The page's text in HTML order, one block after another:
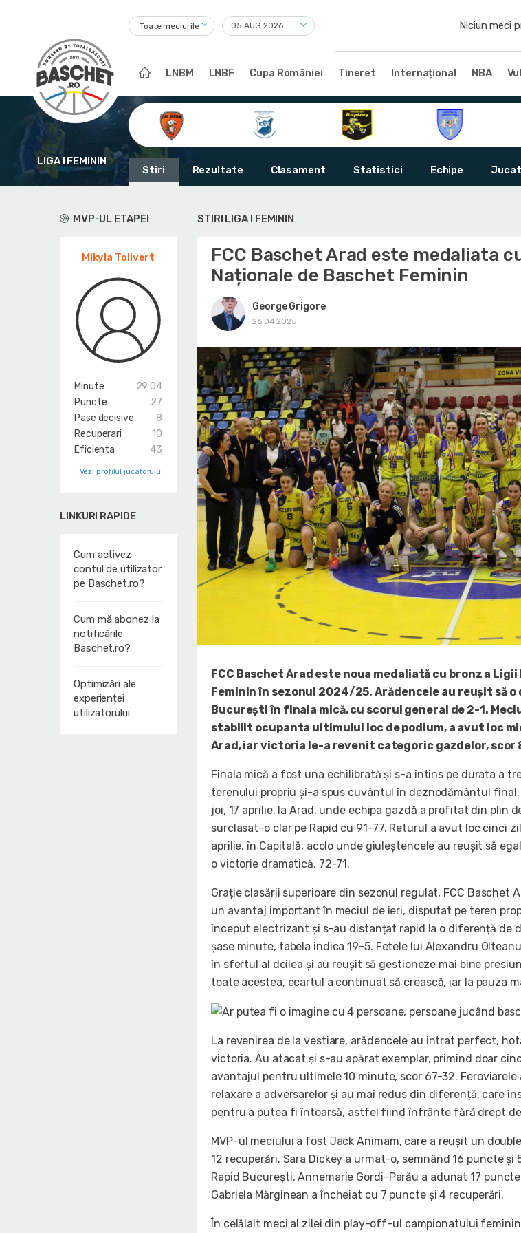
Toate meciurile Niciun meci
LNBM LNBF Cupa României Tineret Internațional NBA
LIGA I FEMININ
Stiri Rezultate Clasament Statistici Echipe
MVP-UL ETAPEI
Mikyla Tolivert
Minute
29:04
Puncte
27
Pase decisive
8
Recuperari
10
Eficienta
43
Vezi profilul jucatorului
LINKURI RAPIDE
Cum activez
contul de utilizator
pe Baschet.ro?
Cum mă abonez la
notificările
Baschet.ro?
Optimizări ale
experienței
utilizatorului
STIRI LIGA I FEMININ
FCC Baschet Arad este medaliata
Naționale de Baschet Feminin
George Grigore
26.04.2025
FCC Baschet Arad este noua medaliată cu bronz a
Feminin în sezonul 2024/25. Arădencele au reușit să o
București în finala mică, cu scorul general de 2-1.
stabilit ocupanta ultimului loc de podium, a avut loc
Arad, iar victoria le-a revenit categoric gazdelor, scor
Finala mică a fost una echilibrată și s-a întins pe durata a
terenului propriu și-a spus cuvântul în deznodământul
joi, 17 aprilie, la Arad, unde echipa gazdă a profitat din plin
surclasat-o clar pe Rapid cu 91-77. Returul a avut loc cinci
aprilie, în Capitală, acolo unde giuleștencele au reușit să
o victorie dramatică, 72-71.
Grație clasării superioare din sezonul regulat, FCC Baschet
un avantaj important în meciul de ieri, disputat pe teren
început electrizant și s-au distanțat rapid la o diferență de
șase minute, tabela indica 19-5. Fetele lui Alexandru
în sfertul al doilea și au reușit să gestioneze mai bine
toate acestea, ecartul a continuat să crească, iar la pauza
La revenirea de la vestiare, arădencele au intrat perfect,
victoria. Au atacat și s-au apărat exemplar, primind doar
avantajul pentru ultimele 10 minute, scor 67-32.
relaxare a adversarelor și au mai redus din diferență, care
pentru a putea fi întoarsă, astfel fiind înfrânte fără drept
MVP-ul meciului a fost Jack Animam, care a reușit un
12 recuperări. Sara Dickey a urmat-o, semnând 16 puncte și
Rapid București, Annemarie Gordi-Parău a adunat 17
Gabriela Mărginean a încheiat cu 7 puncte și 4 recuperări.
În celălalt meci al zilei din play-off-ul campionatului feminin,